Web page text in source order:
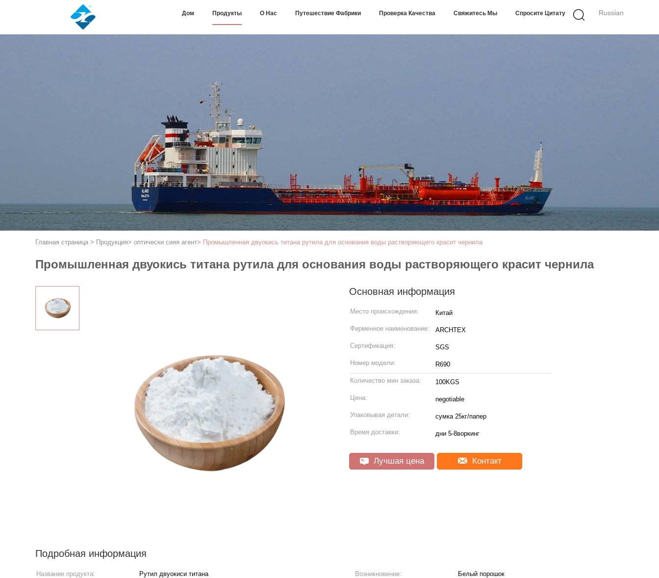
Russian
Дом Продукты О Нас Путешествие Фабрики Проверка Качества Свяжитесь Мы Спросите Цитату
Главная страница > Продукция> оптически сияя агент> Промышленная двуокись титана рутила для основания воды растворяющего красит чернила
Промышленная двуокись титана рутила для основания воды растворяющего красит чернила
Основная информация
Место происхождения: Китай
Фирменное наименование: ARCHTEX
Сертификация: SGS
Номер модели: R690
Количество мин заказа: 100KGS
Цена: negotiable
Упаковывая детали: сумка 25кг/папер
Время доставки: дни 5-8воркинг
Лучшая цена Контакт
Подробная информация
Название продукта: Рутил двуокиси титана Возникновение:
Белый порошок